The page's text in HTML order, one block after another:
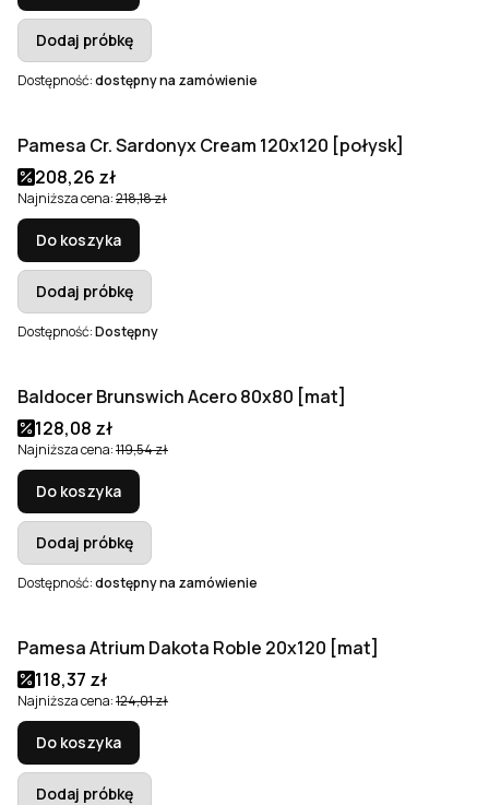
Dodaj próbkę
Dostępność:dostępny na zamówienie
Okazja
Bestseller
Pamesa Cr. Sardonyx Cream 120x120 [połysk]
Cena promocyjna
208,26 zł
Najniższa cena:218,18 zł
Do koszyka
Dodaj próbkę
Dostępność:Dostępny
Okazja
Bestseller
Baldocer Brunswich Acero 80x80 [mat]
Cena promocyjna
128,08 zł
Najniższa cena:119,54 zł
Do koszyka
Dodaj próbkę
Dostępność:dostępny na zamówienie
Okazja
Pamesa Atrium Dakota Roble 20x120 [mat]
Cena promocyjna
118,37 zł
Najniższa cena:124,01 zł
Do koszyka
Dodaj próbkę